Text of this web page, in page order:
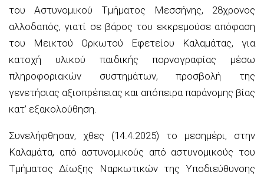
του Αστυνομικού Τμήματος Μεσσήνης, 28χρονος
αλλοδαπός, γιατί σε βάρος του εκκρεμούσε απόφαση
του Μεικτού Ορκωτού Εφετείου Καλαμάτας, για
κατοχή υλικού παιδικής πορνογραφίας μέσω
πληροφοριακών συστημάτων, προσβολή της
γενετήσιας αξιοπρέπειας και απόπειρα παράνομης βίας
κατ’ εξακολούθηση.
Συνελήφθησαν, χθες (14.4.2025) το μεσημέρι, στην
Καλαμάτα, από αστυνομικούς από αστυνομικούς του
Τμήματος Δίωξης Ναρκωτικών της Υποδιεύθυνσης